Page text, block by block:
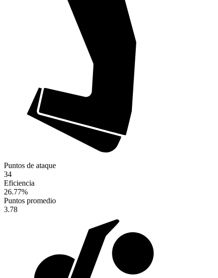
Puntos de ataque
34
Eficiencia
26.77%
Puntos promedio
3.78